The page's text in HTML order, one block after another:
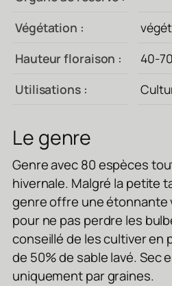
Végétation :
Hauteur floraison :
40-
Utilisations :
Le genre
Genre avec 80 espèces
hivernale. Malgré la petite
genre offre une étonnante
pour ne pas perdre les
conseillé de les cultiver en
de 50% de sable lavé. Sec
uniquement par graines.